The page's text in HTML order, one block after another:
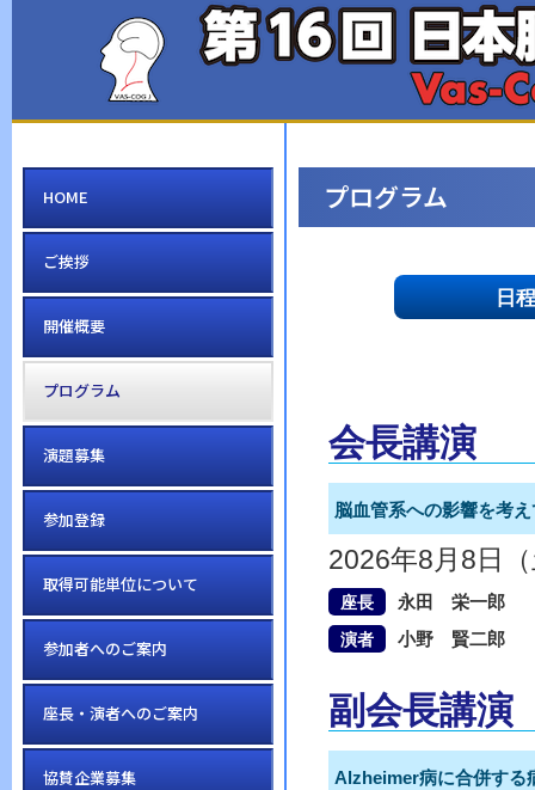
HOME
ご挨拶
開催概要
プログラム
演題募集
参加登録
取得可能単位について
参加者へのご案内
座長・演者へのご案内
協賛企業募集
プログラム
日
会長講演
脳血管系への影響を考
2026年8月8日
座長 永田 栄一郎
演者 小野 賢二郎
副会長講演
Alzheimer病に合併する